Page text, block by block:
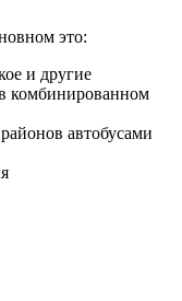
это:
и другие
комбинированном
автобусами